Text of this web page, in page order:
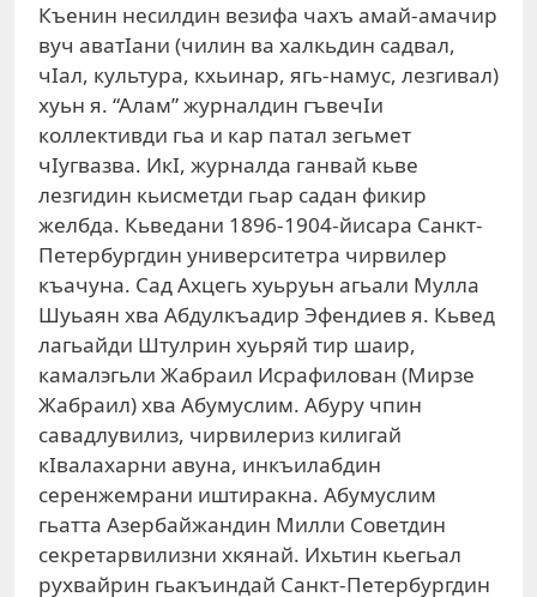
Къенин несилдин везифа чахъ амай-амачир
вуч аватIани (чилин ва халкьдин садвал,
чIал, культура, кхьинар, ягь-намус, лезгивал)
хуьн я. “Алам” журналдин гъвечIи
коллективди гьа и кар патал зегьмет
чIугвазва. ИкI, журналда ганвай кьве
лезгидин кьисметди гьар садан фикир
желбда. Кьведани 1896-1904-йисара Санкт-
Петербургдин университетра чирвилер
къачуна. Сад Ахцегь хуьруьн агьали Мулла
Шуьаян хва Абдулкъадир Эфендиев я. Кьвед
лагьайди Штулрин хуьряй тир шаир,
камалэгьли Жабраил Исрафилован (Мирзе
Жабраил) хва Абумуслим. Абуру чпин
савадлувилиз, чирвилериз килигай
кIвалахарни авуна, инкъилабдин
серенжемрани иштиракна. Абумуслим
гьатта Азербайжандин Милли Советдин
секретарвилизни хкянай. Ихьтин кьегьал
рухвайрин гьакъиндай Санкт-Петербургдин